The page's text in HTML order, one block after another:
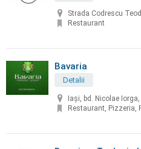
Strada Codrescu
Restaurant
Bavaria
Detalii
Iași, bd. Nicolae
Restaurant, Pizzeria,